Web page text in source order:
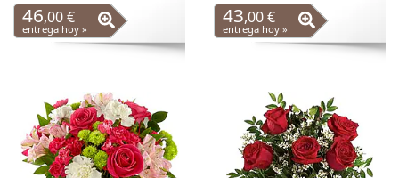
46,00 €
entrega hoy »
43,00 €
entrega hoy »